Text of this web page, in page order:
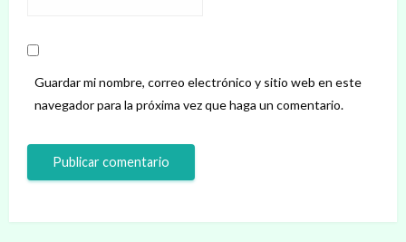
Guardar mi nombre, correo electrónico y sitio web en este
navegador para la próxima vez que haga un comentario.